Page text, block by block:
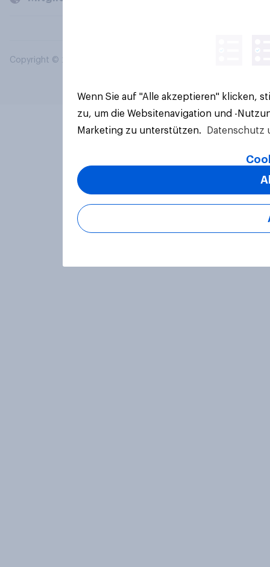
Copyright © 2026 YouGov PLC. Alle Rechte vorbehalten.
Wenn Sie auf "Alle akzeptieren" klicken,
zu, um die Websitenavigation und -
Marketing zu unterstützen.
Datenschutz